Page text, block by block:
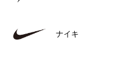
ナイキ